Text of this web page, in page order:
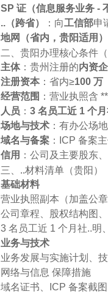
SP 证（信息服务业务 -
..（跨省）
：向工信部申
地网（省内，贵阳适用）
二、贵阳办理核心条件（
主体：贵州注册的内资
注册资本 ：省内≥100 万
经营范围 ：营业执照含
人员 ： 3 名员工近 1 个
场地与技术 ：有办公场
域名与备案 ：ICP 备案
信用 ：公司及主要股东
三、..材料清单（贵阳）
基础材料
营业执照副本（加盖公
公司章程、股权结构图
3 名员工近 1 个月社..明
业务与技术
业务发展与实施计划、
网络与信息 保障措施
域名证书、ICP 备案截